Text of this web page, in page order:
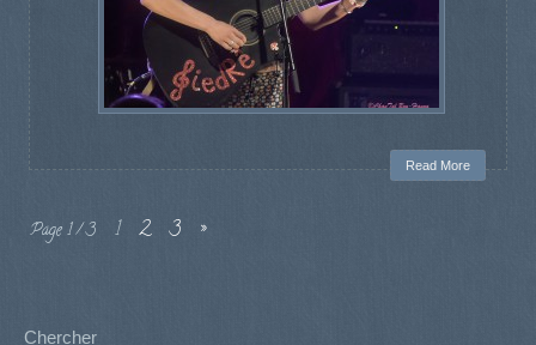
Read More
Page 1 / 3 1 2 3 »
Chercher